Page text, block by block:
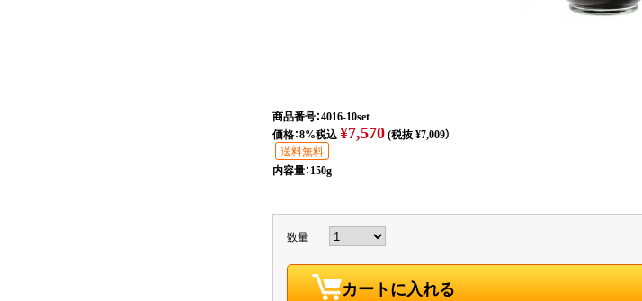
商品番号：4016-10set
価格：8%税込¥7,570(税抜 ¥7,009）
送料無料
内容量：150g
数量
カートに入れる